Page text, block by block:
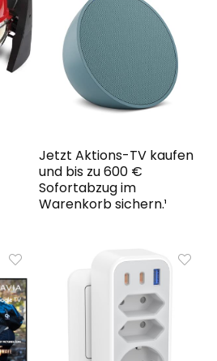
Jetzt Aktions-TV kaufen
und bis zu 600 €
Sofortabzug im
Warenkorb sichern.¹